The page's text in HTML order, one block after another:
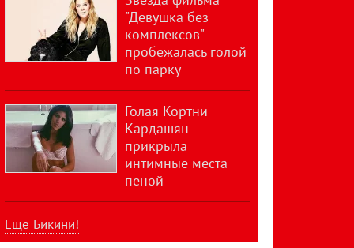
"Девушка без
комплексов"
пробежалась голой
по парку
Голая Кортни
Кардашян
прикрыла
интимные места
пеной
Еще Бикини!